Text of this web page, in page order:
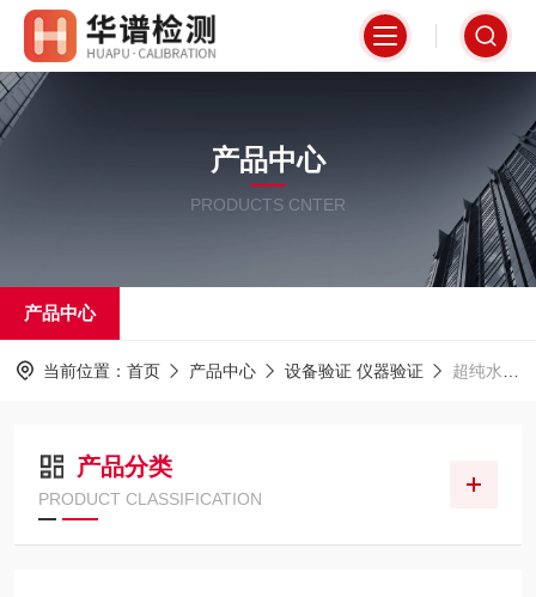
产品中心
PRODUCTS CNTER
产品中心
当前位置： 首页 产品中心 设备验证 仪器验证 超纯水机验证
产品分类
PRODUCT CLASSIFICATION